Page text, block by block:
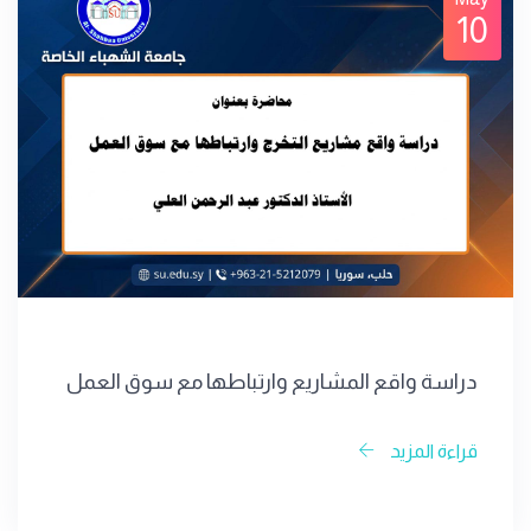
10
دراسة واقع المشاريع وارتباطها مع سوق العمل
قراءة المزيد